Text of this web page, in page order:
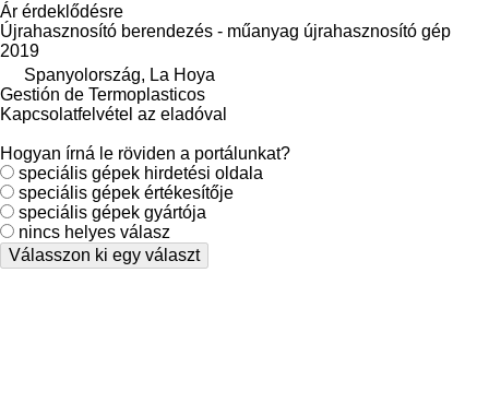
Ár érdeklődésre
Újrahasznosító berendezés - műanyag újrahasznosító gép
2019
Spanyolország, La Hoya
Gestión de Termoplasticos
Kapcsolatfelvétel az eladóval
Hogyan írná le röviden a portálunkat?
speciális gépek hirdetési oldala
speciális gépek értékesítője
speciális gépek gyártója
nincs helyes válasz
Válasszon ki egy választ